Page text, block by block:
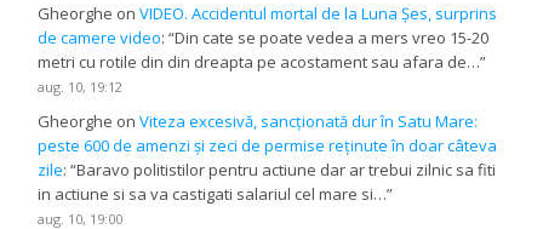
Gheorghe onVIDEO. Accidentul mortal de la Luna Șes, surprins
de camere video: “Din cate se poate vedea a mers vreo 15-20
metri cu rotile din din dreapta pe acostament sau afara de…”
aug. 10, 19:12
Gheorghe onViteza excesivă, sancționată dur în Satu Mare:
peste 600 de amenzi și zeci de permise reținute în doar câteva
zile: “Baravo politistilor pentru actiune dar ar trebui zilnic sa fiti
in actiune si sa va castigati salariul cel mare si…”
aug. 10, 19:00